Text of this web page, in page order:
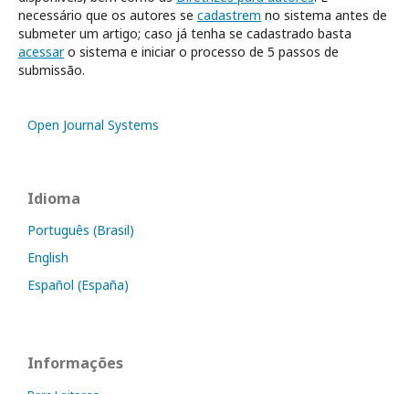
necessário que os autores se cadastrem no sistema antes de
submeter um artigo; caso já tenha se cadastrado basta
acessaro sistema e iniciar o processo de 5 passos de
submissão.
Open Journal Systems
Idioma
Português (Brasil)
English
Español (España)
Informações